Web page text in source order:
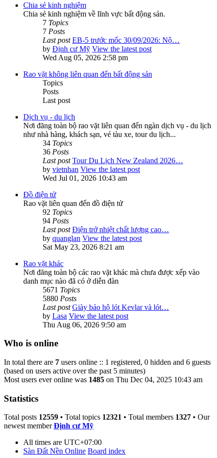
Chia sẻ kinh nghiệm
Chia sẻ kinh nghiệm về lĩnh vực bất động sản.
7 Topics
7 Posts
Last post EB-5 trước mốc 30/09/2026: Nộ…
by Định cư Mỹ View the latest post
Wed Aug 05, 2026 2:58 pm
Rao vặt không liên quan đến bất động sản
Topics
Posts
Last post
Dịch vụ - du lịch
Nơi đăng toàn bộ rao vặt liên quan đến ngàn dịch vụ - du lịch
như nhà hàng, khách sạn, vé tàu xe, tour du lịch...
34 Topics
36 Posts
Last post Tour Du Lịch New Zealand 2026…
by vietnhan View the latest post
Wed Jul 01, 2026 10:43 am
Đồ điện tử
Rao vặt liên quan đến đồ điện tử
92 Topics
94 Posts
Last post Điện trở nhiệt chất lượng cao…
by quanglan View the latest post
Sat May 23, 2026 8:21 am
Rao vặt khác
Nơi đăng toàn bộ các rao vặt khác mà chưa được xếp vào
danh mục nào đã có ở diễn đàn
5671 Topics
5880 Posts
Last post Giày bảo hộ lót Kevlar và lót…
by Lasa View the latest post
Thu Aug 06, 2026 9:50 am
Who is online
In total there are 7 users online :: 1 registered, 0 hidden and 6 guests
(based on users active over the past 5 minutes)
Most users ever online was 1485 on Thu Dec 04, 2025 10:43 am
Statistics
Total posts 12559 • Total topics 12321 • Total members 1327 • Our
newest memberĐịnh cư Mỹ
All times are UTC+07:00
Sàn Đất Nền Online Board index